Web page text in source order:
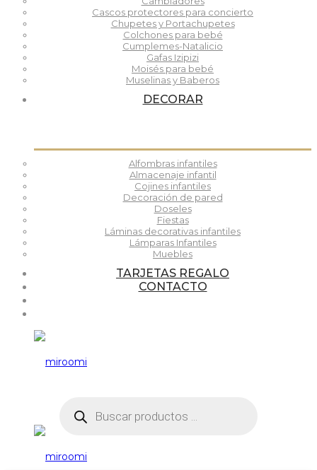
Cascos protectores para concierto
Chupetes y Portachupetes
Colchones para bebé
Cumplemes-Natalicio
Gafas Izipizi
Moisés para bebé
Muselinas y Baberos
DECORAR
Alfombras infantiles
Almacenaje infantil
Cojines infantiles
Decoración de pared
Doseles
Fiestas
Láminas decorativas infantiles
Lámparas Infantiles
Muebles
TARJETAS REGALO
CONTACTO
productos